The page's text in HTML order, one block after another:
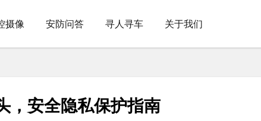
摄像 安防问答 寻人寻车 关于我们
，安全隐私保护指南